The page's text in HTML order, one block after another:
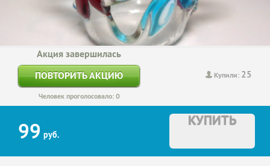
Купили: 25
Акция завершилась
ПОВТОРИТЬ АКЦИЮ
Человек проголосовало: 0
99 руб.
КУПИТЬ